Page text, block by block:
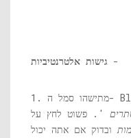
גישות אלטרנטיביות -
1. מתישהו סמל ה- Bluetooth עשוי להיות מוסתר
'. פשוט לחץ על
ובדוק אם אתה יכול